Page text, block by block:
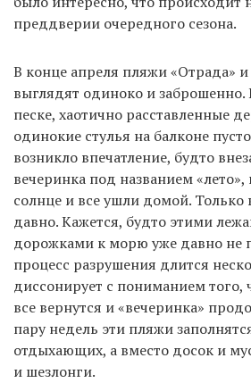
преддверии очередного сезона.
В конце апреля пляжи «Отрада»
выглядят одиноко и
песке, хаотично расставленные
одинокие стулья на балконе
возникло впечатление, будто
вечеринка под названием
солнце и все ушли домой. Только
давно. Кажется, будто этими
дорожками к морю уже давно не
процесс разрушения длится
диссонирует с пониманием того,
все вернутся и «вечеринка»
пару недель эти пляжи
отдыхающих, а вместо досок и
и шезлонги.